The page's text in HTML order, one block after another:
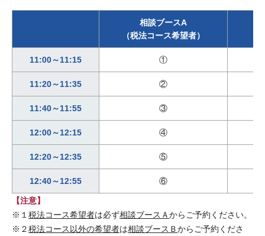
相談ブースA
（税法コース希望者）
11:00～11:15 ①
11:20～11:35 ②
11:40～11:55 ③
12:00～12:15 ④
12:20～12:35 ⑤
12:40～12:55 ⑥
【注意】
※１ 税法コース希望者は必ず相談ブースＡからご予約ください。
※２税法コース以外の希望者は相談ブースＢからご予約くださ